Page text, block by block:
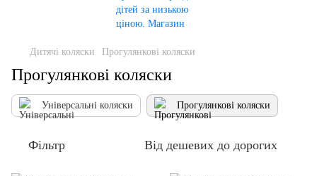
Дитячі коляски Прогулянкові коляски
Прогулянкові коляски
Універсальні коляски Прогулянкові коляски
Фільтр Від дешевих до дорогих